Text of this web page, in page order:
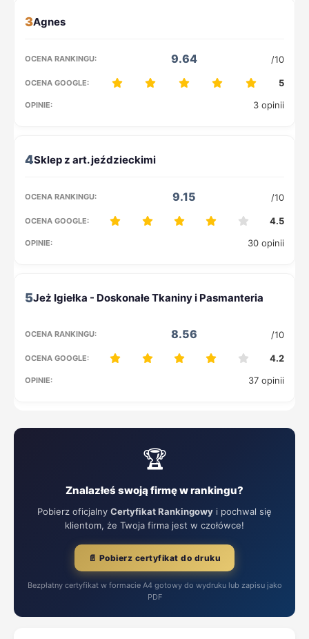
3
9.64 /10
5
3 opinii
4
9.15 /10
4.5
30 opinii
5
8.56 /10
4.2
37 opinii
🏆
Znalazłeś swoją firmę w rankingu?
Pobierz oficjalny Certyfikat Rankingowy i pochwal się
klientom, że Twoja firma jest w czołówce!
📄 Pobierz certyfikat do druku
Bezpłatny certyfikat w formacie A4 gotowy do wydruku lub zapisu jako
PDF